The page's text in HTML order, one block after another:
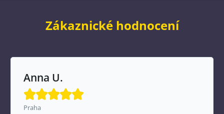
Zákaznické hodnocení
Anna U.

Praha